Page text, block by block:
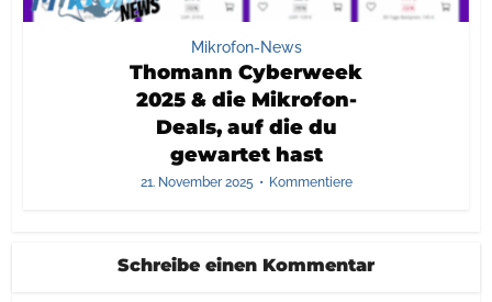
Mikrofon-News
Thomann Cyberweek
2025 & die Mikrofon-
Deals, auf die du
gewartet hast
21. November 2025 Kommentiere
Schreibe einen Kommentar